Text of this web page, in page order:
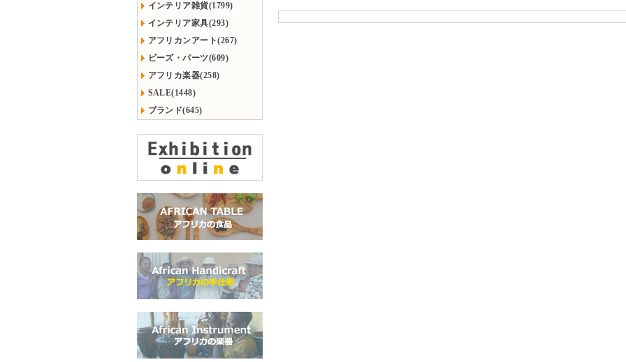
インテリア雑貨(1799)
インテリア家具(293)
アフリカンアート(267)
ビーズ・パーツ(609)
アフリカ楽器(258)
SALE(1448)
ブランド(645)